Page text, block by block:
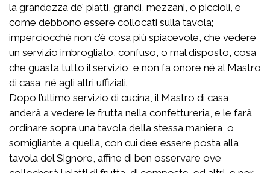
la grandezza de’ piatti, grandi, mezzani, o piccioli, e
come debbono essere collocati sulla tavola;
imperciocché non c’è cosa più spiacevole, che vedere
un servizio imbrogliato, confuso, o mal disposto, cosa
che guasta tutto il servizio, e non fa onore né al Mastro
di casa, né agli altri uffiziali.
Dopo l’ultimo servizio di cucina, il Mastro di casa
anderà a vedere le frutta nella confettureria, e le farà
ordinare sopra una tavola della stessa maniera, o
somigliante a quella, con cui dee essere posta alla
tavola del Signore, affine di ben osservare ove